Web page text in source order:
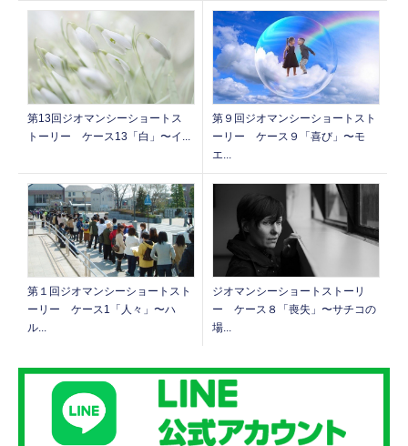
第13回ジオマンシーショートス
トーリー ケース13「白」〜イ...
第９回ジオマンシーショートスト
ーリー ケース９「喜び」〜モ
エ...
第１回ジオマンシーショートスト
ーリー ケース1「人々」〜ハ
ル...
ジオマンシーショートストーリ
ー ケース８「喪失」〜サチコの
場...